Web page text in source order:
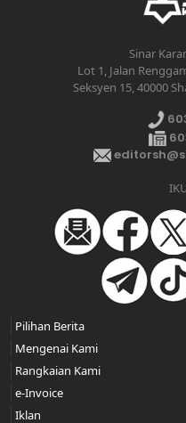
Sinar
Lot 1, Jalan
Seksyen 15, 40000